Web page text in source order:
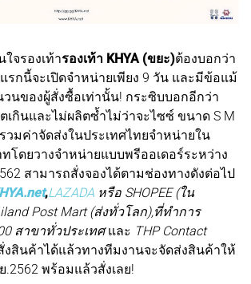
จรองเท้ารองเท้า KHYA (ขยะ)ต้องบอกว่า
รกนี้จะเปิดจำหน่ายเพียง 9 วัน และมีข้อแม้
วนของผู้สั่งซื้อเท่านั้น! กระซิบบอกอีกว่า
เกินและไม่ผลิตซ้ำไม่ว่าจะไซซ์ ขนาด S M
วมค่าจัดส่งในประเทศไทยจำหน่ายใน
โดยวางจำหน่ายแบบพรีออเดอร์ระหว่าง
สามารถสั่งจองได้ตามช่องทางดังต่อไป
,LAZADA หรือ SHOPEE (ใน
Post Mart (ส่งทั่วโลก),ที่ทำการ
สาขาทั่วประเทศและ THP Contact
งสินค้าได้แล้วทางทีมงานจะจัดส่งสินค้าให้
พร้อมแล้วสั่งเลย!